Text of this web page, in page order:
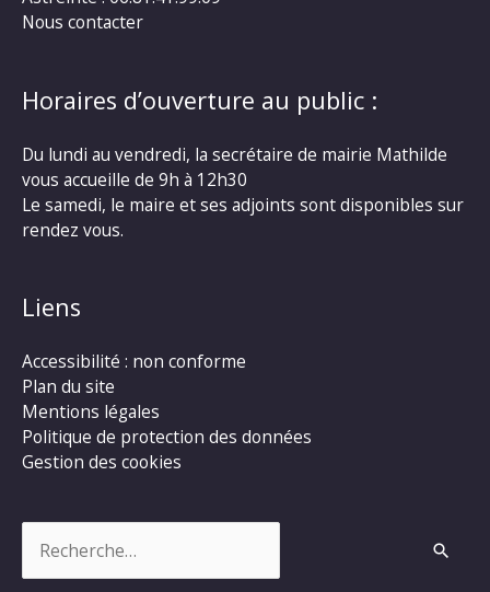
Nous contacter
Horaires d’ouverture au public :
Du lundi au vendredi, la secrétaire de mairie Mathilde
vous accueille de 9h à 12h30
Le samedi, le maire et ses adjoints sont disponibles sur
rendez vous.
Liens
Accessibilité : non conforme
Plan du site
Mentions légales
Politique de protection des données
Gestion des cookies